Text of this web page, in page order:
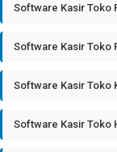
Software Kasir Toko
Software Kasir Toko
Software Kasir Toko
Software Kasir Toko